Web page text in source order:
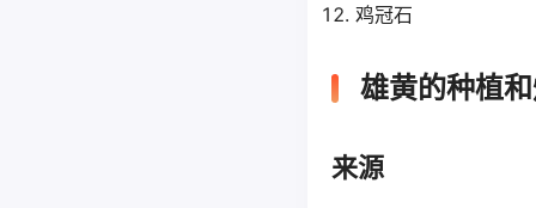
鸡冠石
雄黄的种植
来源